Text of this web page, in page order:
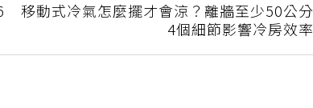
下一篇
移動式冷氣怎麼擺才會涼？離牆至少50公分
4個細節影響冷房效率